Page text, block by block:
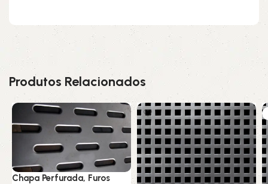
Produtos Relacionados
Chapa Perfurada, Furos